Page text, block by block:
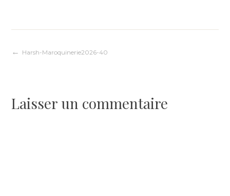
Navigation
l’article
Harsh-Maroquinerie2026-40
Laisser un commentaire